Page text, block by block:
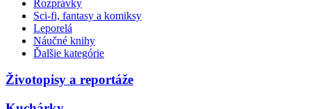
Rozprávky
Sci-fi, fantasy a komiksy
Leporelá
Náučné knihy
Ďalšie kategórie
Životopisy a reportáže